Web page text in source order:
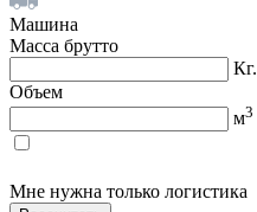
Машина
Масса брутто
Кг.
Объем
м3
Мне нужна только логистика